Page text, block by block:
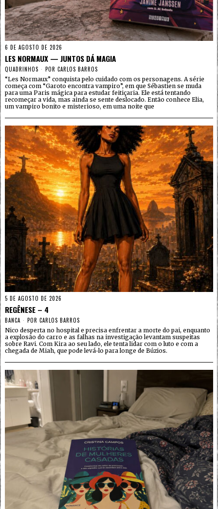
6 DE AGOSTO DE 2026
LES NORMAUX — JUNTOS DÁ MAGIA
QUADRINHOS POR CARLOS BARROS
“Les Normaux” conquista pelo cuidado com os personagens. A série
começa com “Garoto encontra vampiro”, em que Sébastien se muda
para uma Paris mágica para estudar feitiçaria. Ele está tentando
recomeçar a vida, mas ainda se sente deslocado. Então conhece Elia,
um vampiro bonito e misterioso, em uma noite que
5 DE AGOSTO DE 2026
REGÊNESE – 4
BANCA POR CARLOS BARROS
Nico desperta no hospital e precisa enfrentar a morte do pai, enquanto
a explosão do carro e as falhas na investigação levantam suspeitas
sobre Ravi. Com Kira ao seu lado, ele tenta lidar com o luto e com a
chegada de Miah, que pode levá-lo para longe de Búzios.